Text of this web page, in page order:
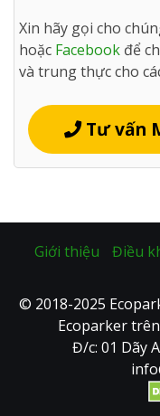
Xin hãy gọi cho
hoặc Facebook để
và trung thực cho
Tư vấn
Giới thiệu Điều
© 2018-2025
Ecoparker trên
Đ/c: 01 Dãy